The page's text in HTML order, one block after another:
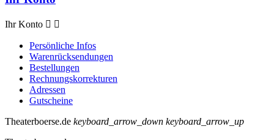
Ihr Konto  
Persönliche Infos
Warenrücksendungen
Bestellungen
Rechnungskorrekturen
Adressen
Gutscheine
Theaterboerse.de keyboard_arrow_down keyboard_arrow_up